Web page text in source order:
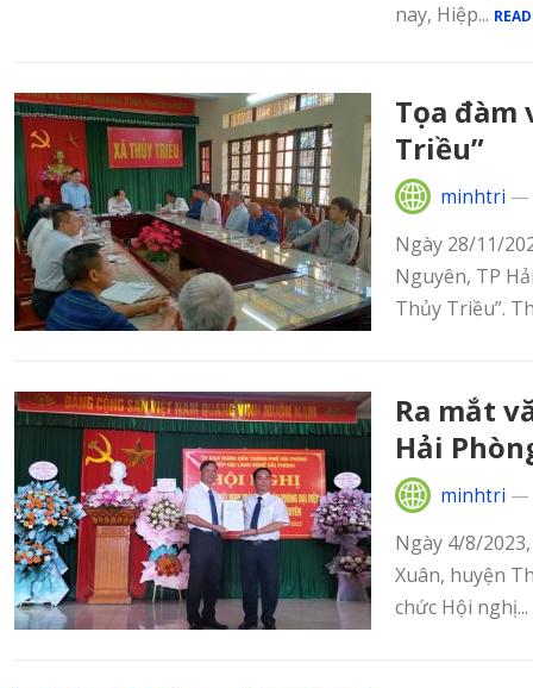
nay, Hiệp...
Tọa đàm
Triều”
minhtri —
Ngày 28/11/
Nguyên, TP
Thủy Triều”.
Ra mắt
Hải
minhtri —
Ngày 4/8/
Xuân, huyện
chức Hội nghị...